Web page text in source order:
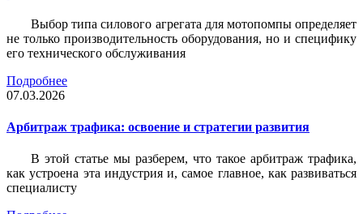
Выбор типа силового агрегата для мотопомпы определяет
не только производительность оборудования, но и специфику
его технического обслуживания
Подробнее
07.03.2026
Арбитраж трафика: освоение и стратегии развития
В этой статье мы разберем, что такое арбитраж трафика,
как устроена эта индустрия и, самое главное, как развиваться
специалисту